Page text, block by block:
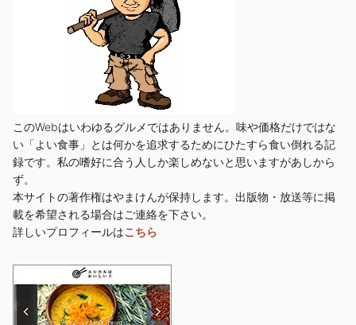
このWebはいわゆるグルメではありません。味や価格だけではな
い「よい食事」とは何かを追求するためにひたすら食い倒れる記
録です。私の嗜好に合う人しか楽しめないと思いますがあしから
ず。
本サイトの著作権はやまけんが保持します。出版物・放送等に掲
載を希望される場合はご連絡を下さい。
詳しいプロフィールはこちら